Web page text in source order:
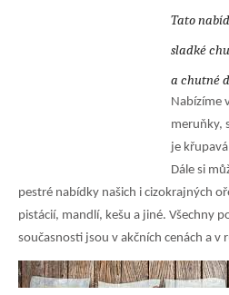
Tato
sladké
a chutné
Nabízíme
meruňky,
je
Dále si
pestré nabídky našich i cizokrajných
pistácií, mandlí, kešu a jiné. Všechny
současnosti jsou v akčních cenách a v